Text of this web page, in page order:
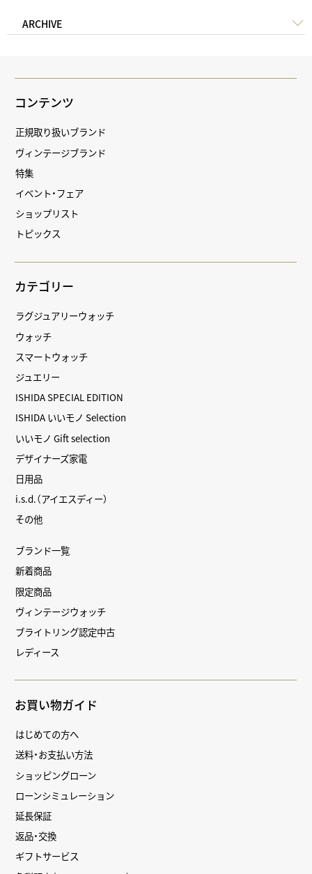
ARCHIVE
コンテンツ
正規取り扱いブランド
ヴィンテージブランド
特集
イベント・フェア
ショップリスト
トピックス
カテゴリー
ラグジュアリーウォッチ
ウォッチ
スマートウォッチ
ジュエリー
ISHIDA SPECIAL EDITION
ISHIDA いいモノ Selection
いいモノ Gift selection
デザイナーズ家電
日用品
i.s.d.（アイエスディー）
その他
ブランド一覧
新着商品
限定商品
ヴィンテージウォッチ
ブライトリング認定中古
レディース
お買い物ガイド
はじめての方へ
送料・お支払い方法
ショッピングローン
ローンシミュレーション
延長保証
返品・交換
ギフトサービス